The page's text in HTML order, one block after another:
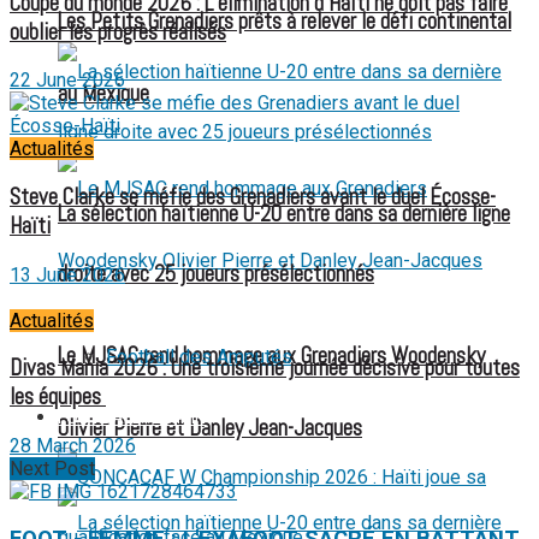
Les Petits Grenadiers prêts à relever le défi continental
au Mexique
Le MJSAC rend hommage aux Grenadiers Woodensky
Olivier Pierre et Danley Jean-Jacques
La sélection haïtienne U-20 entre dans sa dernière ligne
droite avec 25 joueurs présélectionnés
Football des Amputés
FOOTBALL FÉMININ
oublier les progrès réalisés
22 June 2026
Actualités
Steve Clarke se méfie des Grenadiers avant le duel Écosse-
Haïti
13 June 2026
Actualités
Divas Mania 2026 : Une troisième journée décisive pour toutes
les équipes
28 March 2026
Next Post